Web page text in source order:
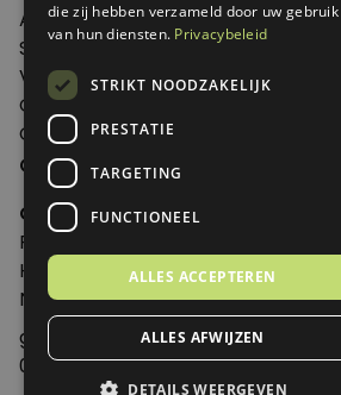
Adverteren
Samenwerken
Verkooppunten
Over Genoeg
Contact
Contactgegevens
Genoeg
Postbus 595 - 3700 AN Zeist
Huis ter Heideweg 13 - 3705MA Zeist
Nederland
genoeg@spabonneeservice.nl
088-1102091
die zij hebben verzameld door uw gebruik
van hun diensten. Privacybeleid
STRIKT NOODZAKELIJK
PRESTATIE
TARGETING
FUNCTIONEEL
ALLES ACCEPTEREN
ALLES AFWIJZEN
DETAILS WEERGEVEN